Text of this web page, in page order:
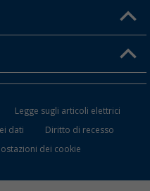
Legge sugli articoli elettrici
dati
Diritto di recesso
dei cookie